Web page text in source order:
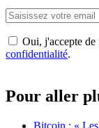
Oui, j'accepte de
confidentialité.
Pour aller
Bitcoin : «